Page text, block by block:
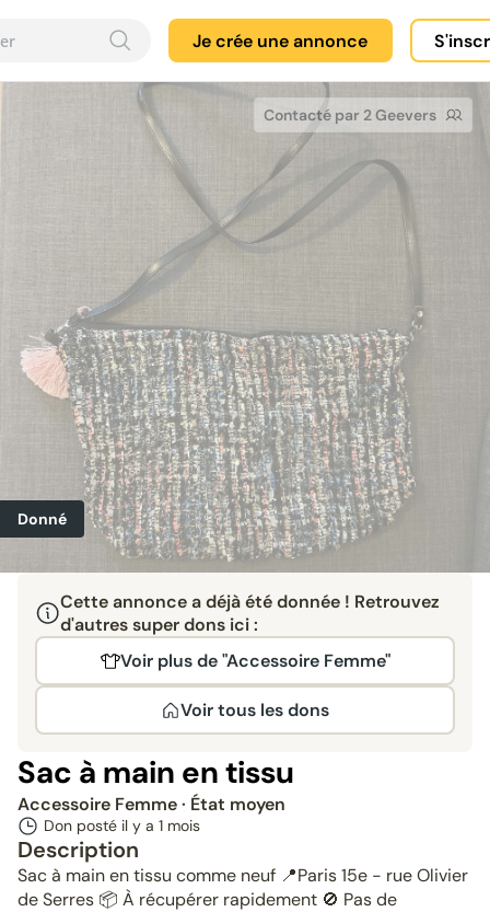
Je crée une annonce
Contacté par 2 Geevers
Donné
Cette annonce a déjà été donnée ! Retrouvez
d'autres super dons ici :
Voir plus de "Accessoire Femme"
Voir tous les dons
Sac à main en tissu
Accessoire Femme· État moyen
Don posté il y a 1 mois
Description
Sac à main en tissu comme neuf 📍Paris 15e - rue Olivier
de Serres 📦 À récupérer rapidement 🚫 Pas de